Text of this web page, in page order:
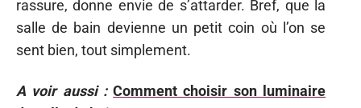
rassure, donne envie de s’attarder. Bref, que la
salle de bain devienne un petit coin où l’on se
sent bien, tout simplement.
A voir aussi : Comment choisir son luminaire